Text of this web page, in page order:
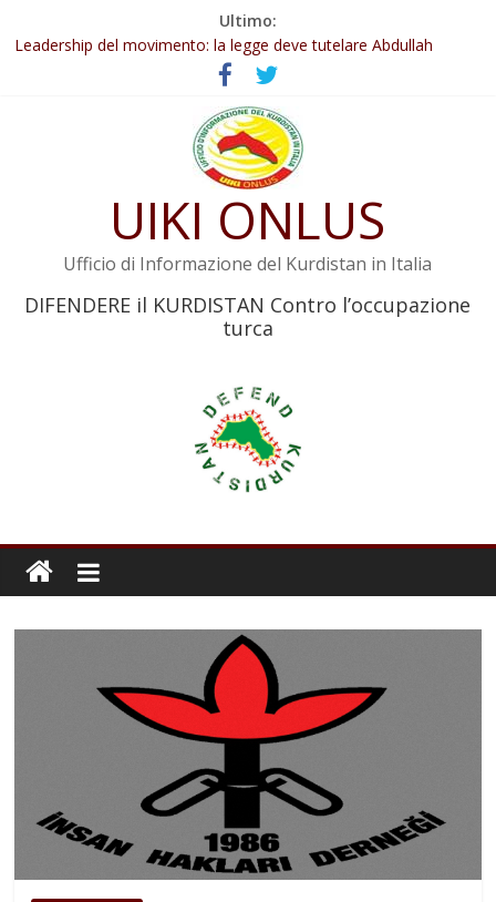
Ultimo:
Abdullah Öcalan: Le legge negativa deve essere trasformata in
legge positiva
Leadership del movimento: la legge deve tutelare Abdullah
Commissione donne del KNK: Şengal è di nuovo sotto minaccia
Non tenere conto della situazione di Rêber Apo ostacolerebbe
Il KNK chiede un’azione internazionale contro i crimini di guerra
UIKI ONLUS
Ufficio di Informazione del Kurdistan in Italia
DIFENDERE il KURDISTAN Contro l’occupazione
turca